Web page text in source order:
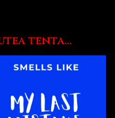
tenta...